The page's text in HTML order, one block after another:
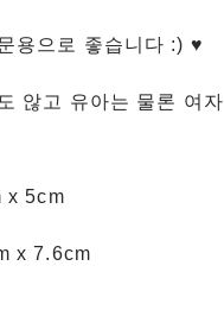
용으로 좋습니다 :) ♥
않고 유아는 물론 여자
x 5cm
x 7.6cm